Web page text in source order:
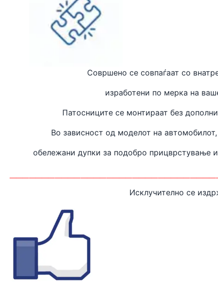
Совршено се совпаѓаат со
изработени по мерка на
Патосниците се монтираат без
Во зависност од моделот на
обележани дупки за подобро прицврстување
Исклучително се